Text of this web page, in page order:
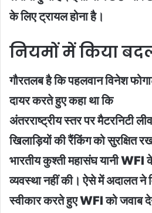
के लिए ट्रायल होना है।
नियमों में किया
गौरतलब है कि पहलवान विनेश
दायर करते हुए कहा था कि
अंतरराष्ट्रीय स्तर पर मैटरनिटी
खिलाड़ियों की रैंकिंग को सुरक्षित
भारतीय कुश्ती महासंघ यानी WFI
व्यवस्था नहीं की। ऐसे में अदालत ने
स्वीकार करते हुए WFI को जवाब